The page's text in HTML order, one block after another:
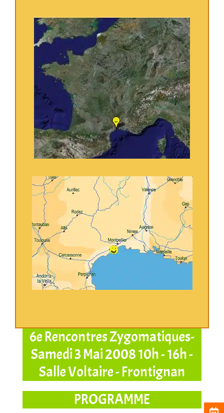
6e Rencontres Zygomatiques-
Samedi 3 Mai 2008 10h - 16h -
Salle Voltaire - Frontignan
PROGRAMME